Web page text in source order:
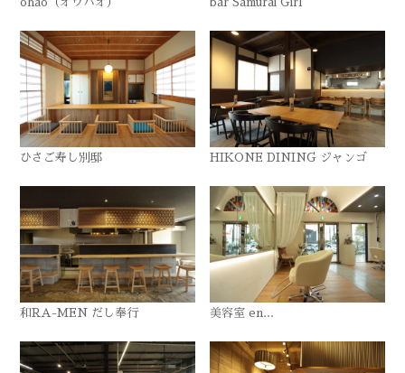
ひさご寿し別邸 HIKONE DINING ジャンゴ
和RA-MEN だし奉行 美容室 en...